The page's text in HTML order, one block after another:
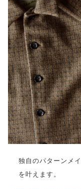
独自のパターンメ
を叶えます。